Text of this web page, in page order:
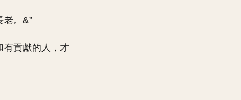
老。&”
有貢獻的人，才